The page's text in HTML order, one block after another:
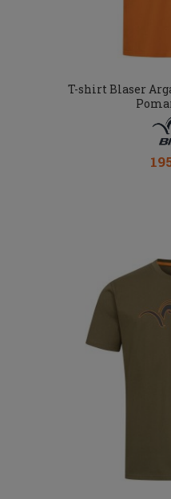
T-shirt Blaser